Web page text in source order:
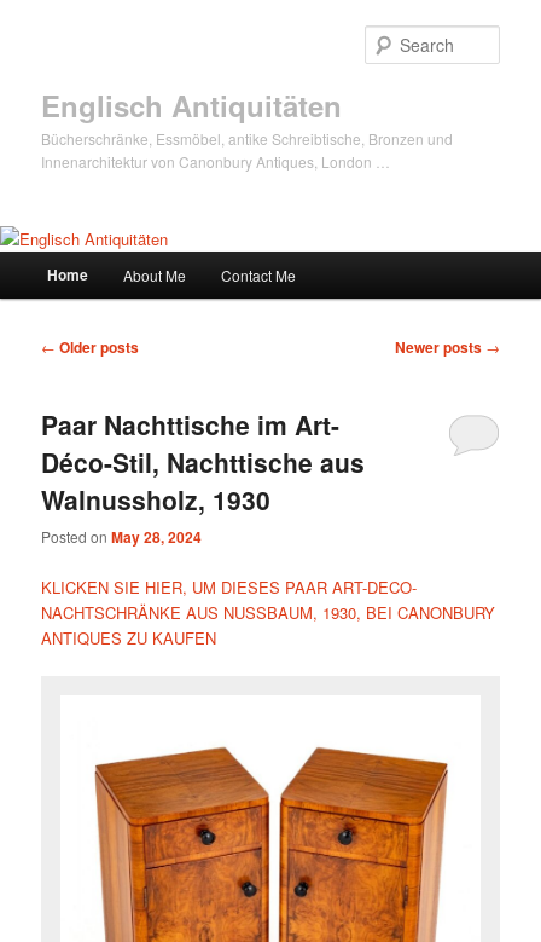
Englisch Antiquitäten
Bücherschränke, Essmöbel, antike Schreibtische, Bronzen und
Innenarchitektur von Canonbury Antiques, London …
Skip
content
Skip
content
Home About Me Contact Me
Post
← Older posts Newer posts →
Paar Nachttische im Art-
Déco-Stil, Nachttische aus
Walnussholz, 1930
Posted onMay 28, 2024
KLICKEN SIE HIER, UM DIESES PAAR ART-DECO-
NACHTSCHRÄNKE AUS NUSSBAUM, 1930, BEI CANONBURY
ANTIQUES ZU KAUFEN